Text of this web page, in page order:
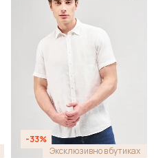
-33%
Эксклюзивно в бутиках